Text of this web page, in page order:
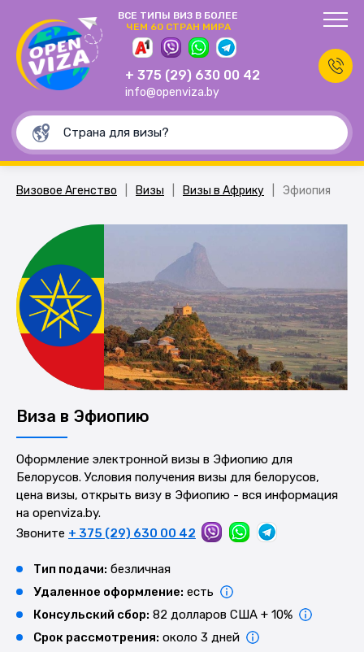
ВСЕ ТИПЫ ВИЗ В БОЛЕЕ
ЧЕМ 60 СТРАН МИРА
+ 375 (29) 630 00 42
info@openviza.by
Визовое Агенство Визы Визы в Африку Эфиопия
Виза в Эфиопию
Оформление электронной визы в Эфиопию для
Белорусов. Условия получения визы для белорусов,
цена визы, открыть визу в Эфиопию - вся информация
на openviza.by.
Звоните + 375 (29) 630 00 42
Тип подачи: безличная
Удаленное оформление: есть
Консульский сбор: 82 долларов США + 10%
Срок рассмотрения: около 3 дней